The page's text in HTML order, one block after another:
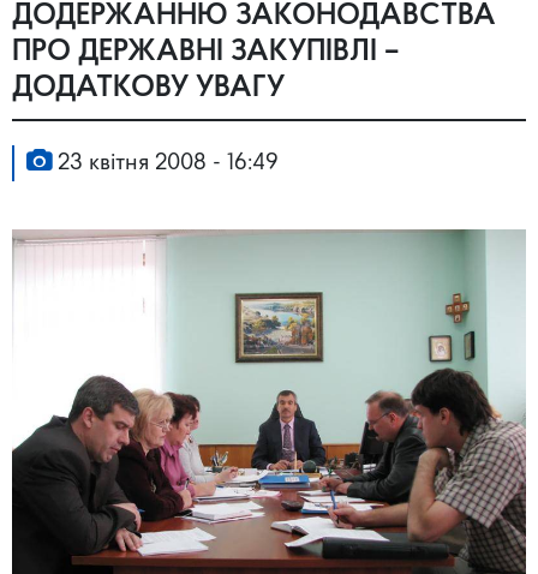
ДОДЕРЖАННЮ ЗАКОНОДАВСТВА
ПРО ДЕРЖАВНІ ЗАКУПІВЛІ –
ДОДАТКОВУ УВАГУ
23 квітня 2008 - 16:49